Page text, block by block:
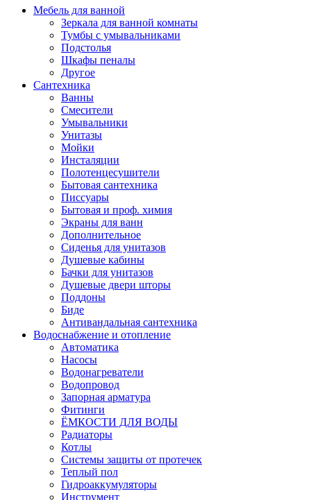
Мебель для ванной
Зеркала для ванной комнаты
Тумбы с умывальниками
Подстолья
Шкафы пеналы
Другое
Сантехника
Ванны
Смесители
Умывальники
Унитазы
Мойки
Инсталяции
Полотенцесушители
Бытовая сантехника
Писсуары
Бытовая и проф. химия
Экраны для ванн
Дополнительное
Сиденья для унитазов
Душевые кабины
Бачки для унитазов
Душевые двери шторы
Поддоны
Биде
Антивандальная сантехника
Водоснабжение и отопление
Автоматика
Насосы
Водонагреватели
Водопровод
Запорная арматура
Фитинги
ЁМКОСТИ ДЛЯ ВОДЫ
Радиаторы
Котлы
Системы защиты от протечек
Теплый пол
Гидроаккумуляторы
Инструмент